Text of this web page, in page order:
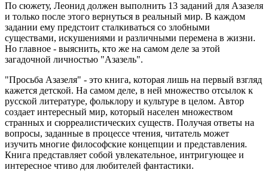
По сюжету, Леонид должен выполнить 13 заданий для Азазеля
и только после этого вернуться в реальный мир. В каждом
задании ему предстоит сталкиваться со злобными
существами, искушениями и различными перемена в жизни.
Но главное - выяснить, кто же на самом деле за этой
загадочной личностью "Азазель".
"Просьба Азазеля" - это книга, которая лишь на первый взгляд
кажется детской. На самом деле, в ней множество отсылок к
русской литературе, фольклору и культуре в целом. Автор
создает интересный мир, который населен множеством
странных и сюрреалистических существ. Получая ответы на
вопросы, заданные в процессе чтения, читатель может
изучить многие философские концепции и представления.
Книга представляет собой увлекательное, интригующее и
интересное чтиво для любителей фантастики.